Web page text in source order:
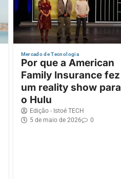
Mercado de Tecnologia
Por que a American
Family Insurance fez
um reality show para
o Hulu
Edição - Istoé TECH
5 de maio de 2026
0